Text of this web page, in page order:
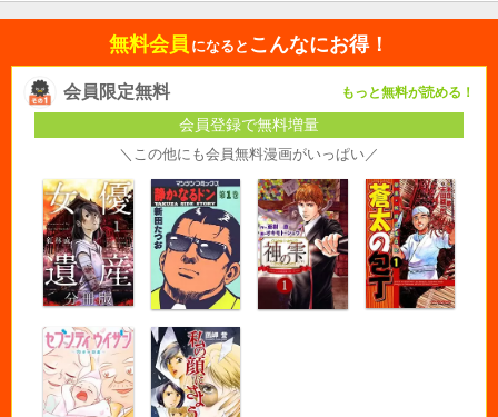
無料会員 になると こんなにお得！
会員限定無料 もっと無料が読める！
会員登録で無料増量
＼この他にも会員無料漫画がいっぱい／